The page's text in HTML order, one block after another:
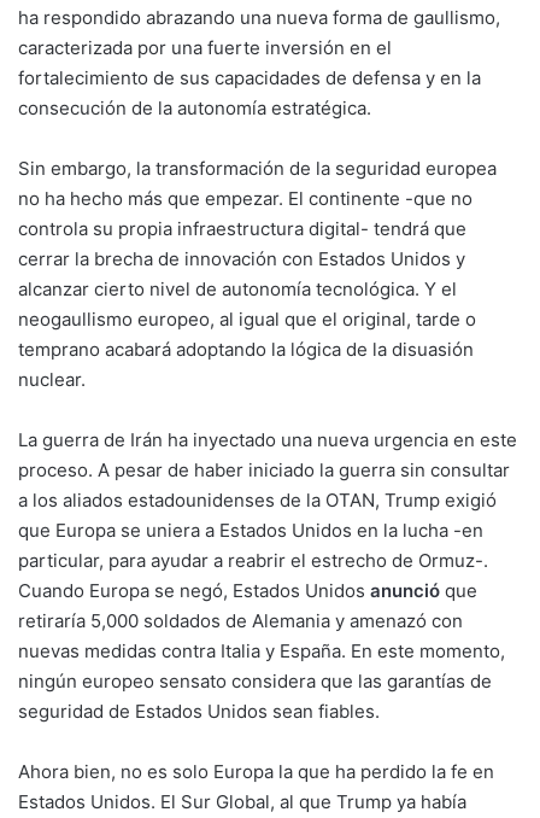
ha respondido abrazando una nueva forma de gaullismo,
caracterizada por una fuerte inversión en el
fortalecimiento de sus capacidades de defensa y en la
consecución de la autonomía estratégica.
Sin embargo, la transformación de la seguridad europea
no ha hecho más que empezar. El continente -que no
controla su propia infraestructura digital- tendrá que
cerrar la brecha de innovación con Estados Unidos y
alcanzar cierto nivel de autonomía tecnológica. Y el
neogaullismo europeo, al igual que el original, tarde o
temprano acabará adoptando la lógica de la disuasión
nuclear.
La guerra de Irán ha inyectado una nueva urgencia en este
proceso. A pesar de haber iniciado la guerra sin consultar
a los aliados estadounidenses de la OTAN, Trump exigió
que Europa se uniera a Estados Unidos en la lucha -en
particular, para ayudar a reabrir el estrecho de Ormuz-.
Cuando Europa se negó, Estados Unidos anunció que
retiraría 5,000 soldados de Alemania y amenazó con
nuevas medidas contra Italia y España. En este momento,
ningún europeo sensato considera que las garantías de
seguridad de Estados Unidos sean fiables.
Ahora bien, no es solo Europa la que ha perdido la fe en
Estados Unidos. El Sur Global, al que Trump ya había